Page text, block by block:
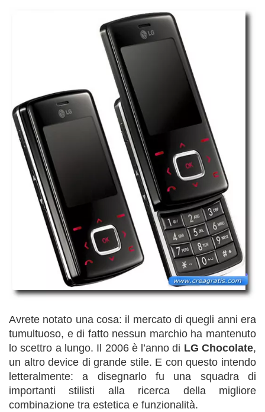
Avrete notato una cosa: il mercato di quegli anni era
tumultuoso, e di fatto nessun marchio ha mantenuto
lo scettro a lungo. Il 2006 è l’anno di LG Chocolate,
un altro device di grande stile. E con questo intendo
letteralmente: a disegnarlo fu una squadra di
importanti stilisti alla ricerca della migliore
combinazione tra estetica e funzionalità.